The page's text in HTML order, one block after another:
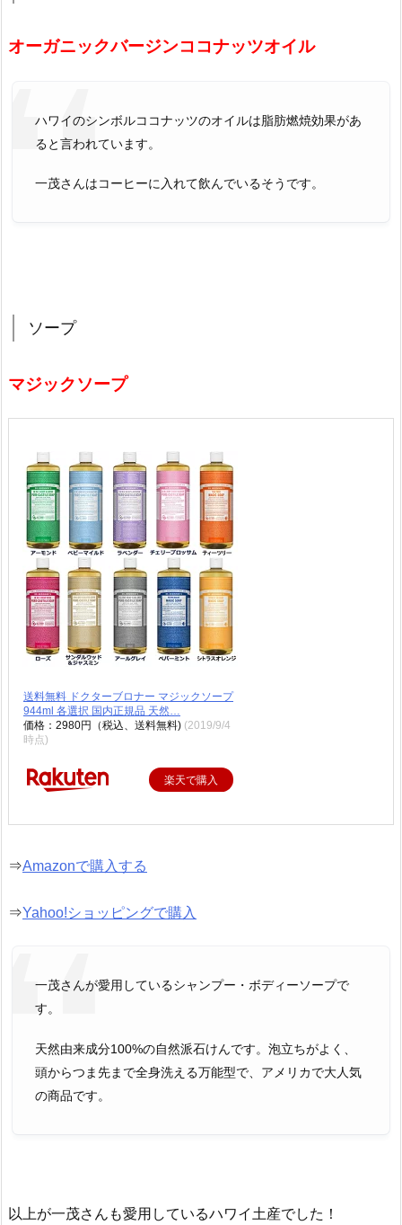
オーガニックバージンココナッツオイル
ハワイのシンボルココナッツのオイルは脂肪燃焼効果があ
ると言われています。
一茂さんはコーヒーに入れて飲んでいるそうです。
ソープ
マジックソープ
送料無料 ドクターブロナー マジックソープ
944ml 各選択 国内正規品 天然…
価格：2980円（税込、送料無料) (2019/9/4
時点)
楽天で購入
⇒Amazonで購入する
⇒Yahoo!ショッピングで購入
一茂さんが愛用しているシャンプー・ボディーソープで
す。
天然由来成分100%の自然派石けんです。泡立ちがよく、
頭からつま先まで全身洗える万能型で、アメリカで大人気
の商品です。
以上が一茂さんも愛用しているハワイ土産でした！